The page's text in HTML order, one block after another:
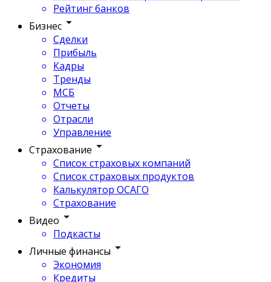
Рейтинг банков
Бизнес
Сделки
Прибыль
Кадры
Тренды
МСБ
Отчеты
Отрасли
Управление
Страхование
Список страховых компаний
Список страховых продуктов
Калькулятор ОСАГО
Страхование
Видео
Подкасты
Личные финансы
Экономия
Кредиты